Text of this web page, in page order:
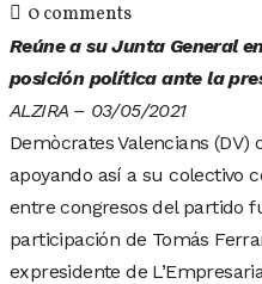
0 comments
Reúne a su Junta General
posición política ante la
ALZIRA – 03/05/2021
Demòcrates Valencians
apoyando así a su colectivo
entre congresos del partido
participación de Tomás
expresidente de